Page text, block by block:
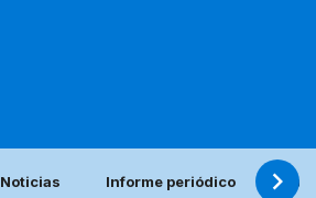
Noticias Informe periódico